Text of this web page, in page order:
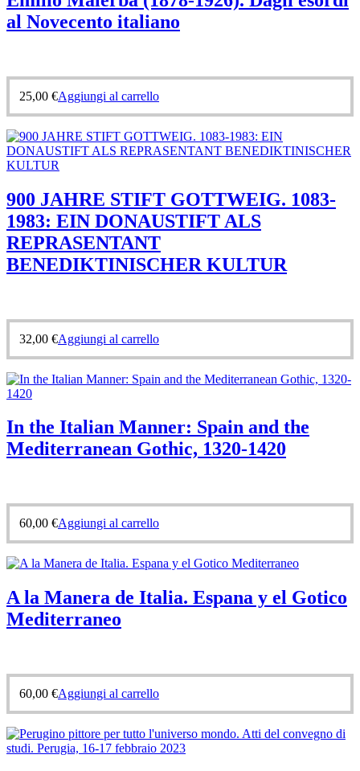
al Novecento italiano
25,00 €Aggiungi al carrello
900 JAHRE STIFT GOTTWEIG. 1083-
1983: EIN DONAUSTIFT ALS
REPRASENTANT
BENEDIKTINISCHER KULTUR
32,00 €Aggiungi al carrello
In the Italian Manner: Spain and the
Mediterranean Gothic, 1320-1420
60,00 €Aggiungi al carrello
A la Manera de Italia. Espana y el Gotico
Mediterraneo
60,00 €Aggiungi al carrello